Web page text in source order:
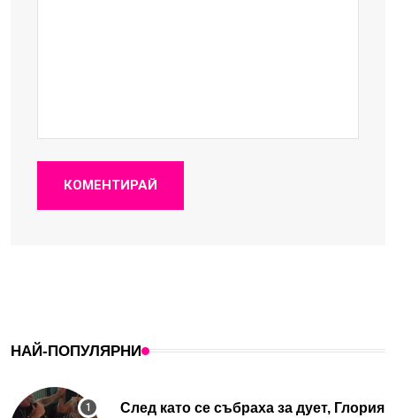
КОМЕНТИРАЙ
НАЙ-ПОПУЛЯРНИ
След като се събраха за дует, Глория